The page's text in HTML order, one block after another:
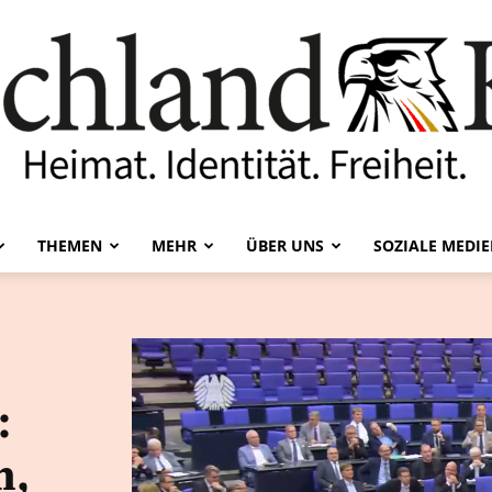
Kurier
THEMEN MEHR ÜBER UNS SOZIALE